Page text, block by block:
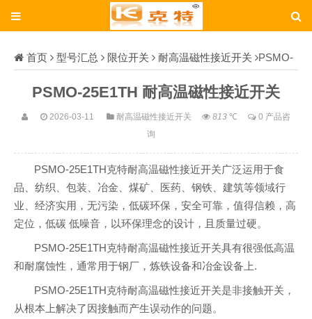
首页 型号汇总 限位开关 耐高温磁性接近开关 PSMO-
PSMO-25E1TH 耐高温磁性接近开关
2026-03-11 耐高温磁性接近开关 813 ℃
0 产品咨
询
PSMO-25E1TH克特耐高温磁性接近开关广泛运用于食
品、纺织、包装、冶金、煤矿、医药、钢铁、建筑等领域行
业、经济实用，无污染，低碳环保，安全可靠，值得信赖，高
定位，低碳 低噪音，以环保理念的设计，且质量过硬。
PSMO-25E1TH克特耐高温磁性接近开关具有很强低高温
和耐腐蚀性，通常用于钢厂，炼铁设备和冶金设备上.
PSMO-25E1TH克特耐高温磁性接近开关是非接触开关，
从根本上解决了因接触而产生误动作的问题。